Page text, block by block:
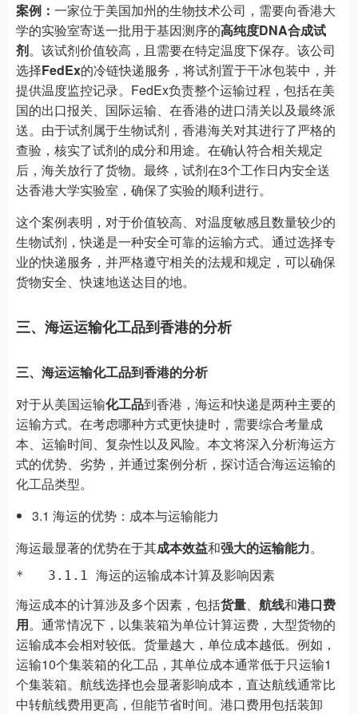
案例： 一家位于美国加州的生物技术公司，需要向香港大
学的实验室寄送一批用于基因测序的高纯度DNA合成试
剂。该试剂价值较高，且需要在特定温度下保存。该公司
选择FedEx的冷链快递服务，将试剂置于干冰包装中，并
提供温度监控记录。FedEx负责整个运输过程，包括在美
国的出口报关、国际运输、在香港的进口清关以及最终派
送。由于试剂属于生物试剂，香港海关对其进行了严格的
查验，核实了试剂的成分和用途。在确认符合相关规定
后，海关放行了货物。最终，试剂在3个工作日内安全送
达香港大学实验室，确保了实验的顺利进行。
这个案例表明，对于价值较高、对温度敏感且数量较少的
生物试剂，快递是一种安全可靠的运输方式。通过选择专
业的快递服务，并严格遵守相关的法规和规定，可以确保
货物安全、快速地送达目的地。
三、海运运输化工品到香港的分析
三、海运运输化工品到香港的分析
对于从美国运输化工品到香港，海运和快递是两种主要的
运输方式。在考虑哪种方式更快捷时，需要综合考量成
本、运输时间、复杂性以及风险。本文将深入分析海运方
式的优势、劣势，并通过案例分析，探讨适合海运运输的
化工品类型。
3.1 海运的优势：成本与运输能力
海运最显著的优势在于其成本效益和强大的运输能力。
海运成本的计算涉及多个因素，包括货量、 航线和港口费
用。通常情况下，以集装箱为单位计算运费，大型货物的
运输成本会相对较低。货量越大，单位成本越低。例如，
运输10个集装箱的化工品，其单位成本通常低于只运输1
个集装箱。航线选择也会显著影响成本，直达航线通常比
中转航线费用更高，但能节省时间。港口费用包括装卸